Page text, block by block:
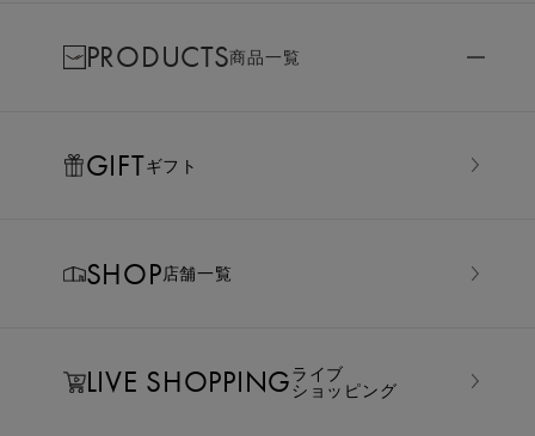
PRODUCTS商品一覧
GIFTギフト
SHOP店舗一覧
LIVE SHOPPINGライブ
ショッピング